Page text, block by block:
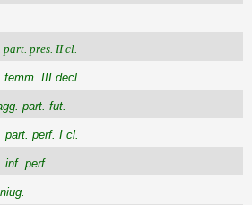
part. pres. II cl.
femm. III decl.
part. fut.
part. perf. I cl.
inf. perf.